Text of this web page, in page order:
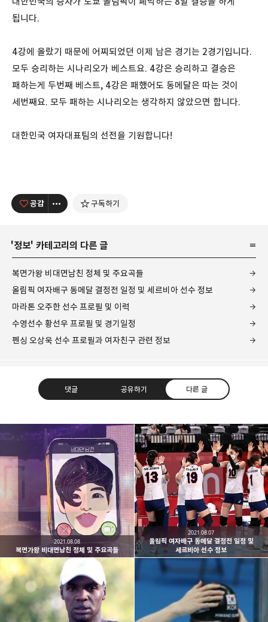
됩니다.
4강에 올랐기 때문에 어찌되었던 이제 남은 경기는 2경기입니다.
모두 승리하는 시나리오가 베스트요. 4강은 승리하고 결승은
패하는게 두번째 베스트, 4강은 패했어도 동메달은 따는 것이
세번째요. 모두 패하는 시나리오는 생각하지 않았으면 합니다.
대한민국 여자대표팀의 선전을 기원합니다!
공감 구독하기
'정보' 카테고리의 다른 글
복면가왕 비대면남친 정체 및 주요곡들
올림픽 여자배구 동메달 결정전 일정 및 세르비아 선수 정보
마라톤 오주한 선수 프로필 및 이력
수영선수 황선우 프로필 및 경기일정
펜싱 오상욱 선수 프로필과 여자친구 관련 정보
댓글 공유하기 다른 글
대한민국 구석구석
한국관광공사 대한민국 구석구석 정보를 정리하는 블로그,
가볼만한 곳, 여행지 추천 등 정리합니다.
구독하기
카카오톡 라인 트위터
밴드 네이버 블로그 Pocket
복면가왕 비대면남친 정체 및 주요곡들
2021.08.08
올림픽 여자배구 동메달 결정전 일정 및
세르비아 선수 정보
2021.08.07